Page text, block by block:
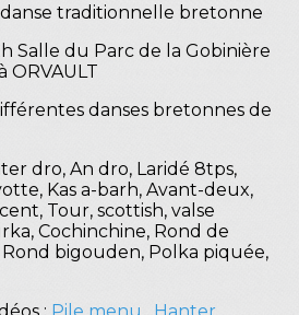
traditionnelle bretonne
Salle du Parc de la Gobinière
ORVAULT
danses bretonnes de
dro, An dro, Laridé 8tps,
Kas a-barh, Avant-deux,
Tour, scottish, valse
Cochinchine, Rond de
bigouden, Polka piquée,